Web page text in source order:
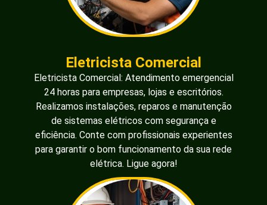
Eletricista Comercial
Eletricista Comercial: Atendimento emergencial
24 horas para empresas, lojas e escritórios.
Realizamos instalações, reparos e manutenção
de sistemas elétricos com segurança e
eficiência. Conte com profissionais experientes
para garantir o bom funcionamento da sua rede
elétrica. Ligue agora!